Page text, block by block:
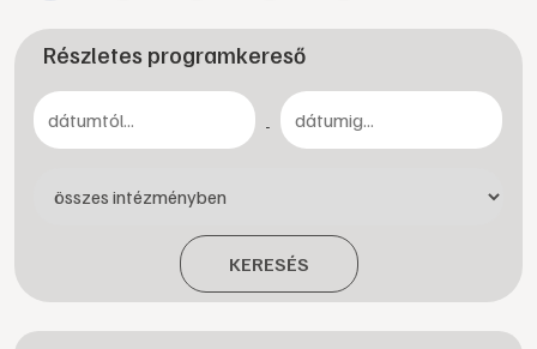
Részletes programkereső
-
KERESÉS